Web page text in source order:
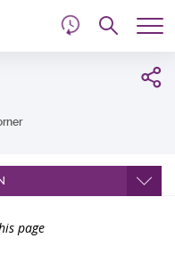
page